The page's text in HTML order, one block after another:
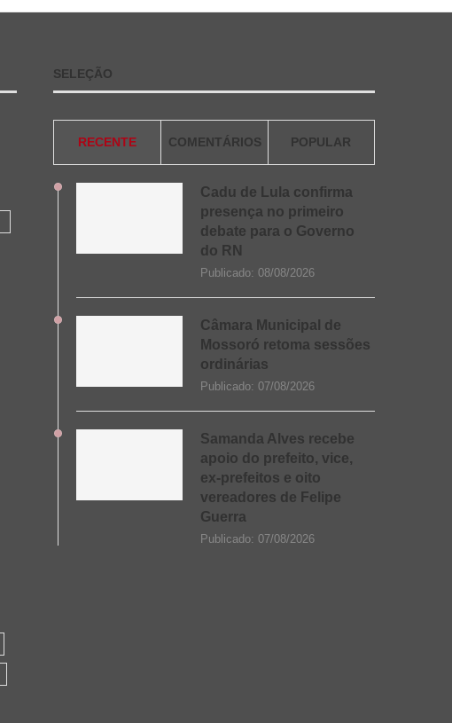
SELEÇÃO
RECENTE COMENTÁRIOS POPULAR
Cadu de Lula confirma
presença no primeiro
debate para o Governo
do RN
Publicado: 08/08/2026
Câmara Municipal de
Mossoró retoma sessões
ordinárias
Publicado: 07/08/2026
Samanda Alves recebe
apoio do prefeito, vice,
ex-prefeitos e oito
vereadores de Felipe
Guerra
Publicado: 07/08/2026